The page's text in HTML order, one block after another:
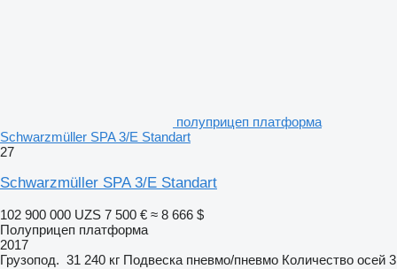
полуприцеп платформа
Schwarzmüller SPA 3/E Standart
27
Schwarzmüller SPA 3/E Standart
102 900 000 UZS 7 500 € ≈ 8 666 $
Полуприцеп платформа
2017
Грузопод. 31 240 кг Подвеска пневмо/пневмо Количество осей 3